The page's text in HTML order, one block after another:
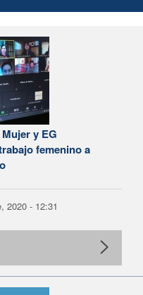
y EG
femenino a
2020 - 12:31